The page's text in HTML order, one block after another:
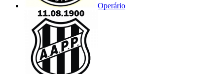
Operário